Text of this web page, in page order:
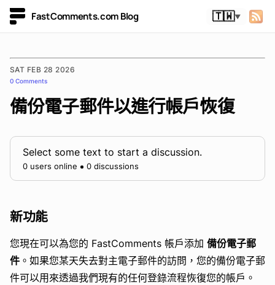
FastComments.com Blog 🇹🇼▼
SAT FEB 28 2026
0 Comments
備份電子郵件以進行帳戶恢復
Select some text to start a discussion.
0 users online 0 discussions
新功能
您現在可以為您的 FastComments 帳戶添加 備份電子郵
件 。如果您某天失去對主電子郵件的訪問，您的備份電子郵
件可以用來透過我們現有的任何登錄流程恢復您的帳戶。